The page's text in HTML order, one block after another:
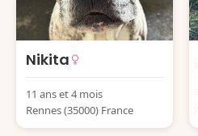
Nikita
11 ans et 4 mois
Rennes (35000) France